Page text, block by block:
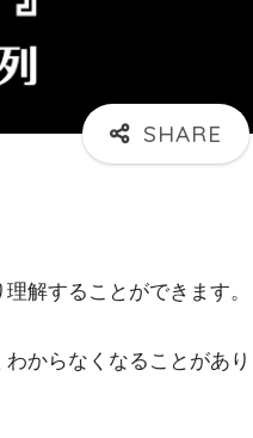
解することができます。
からなくなることがあり